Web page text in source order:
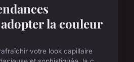
la couleur
votre look capillaire